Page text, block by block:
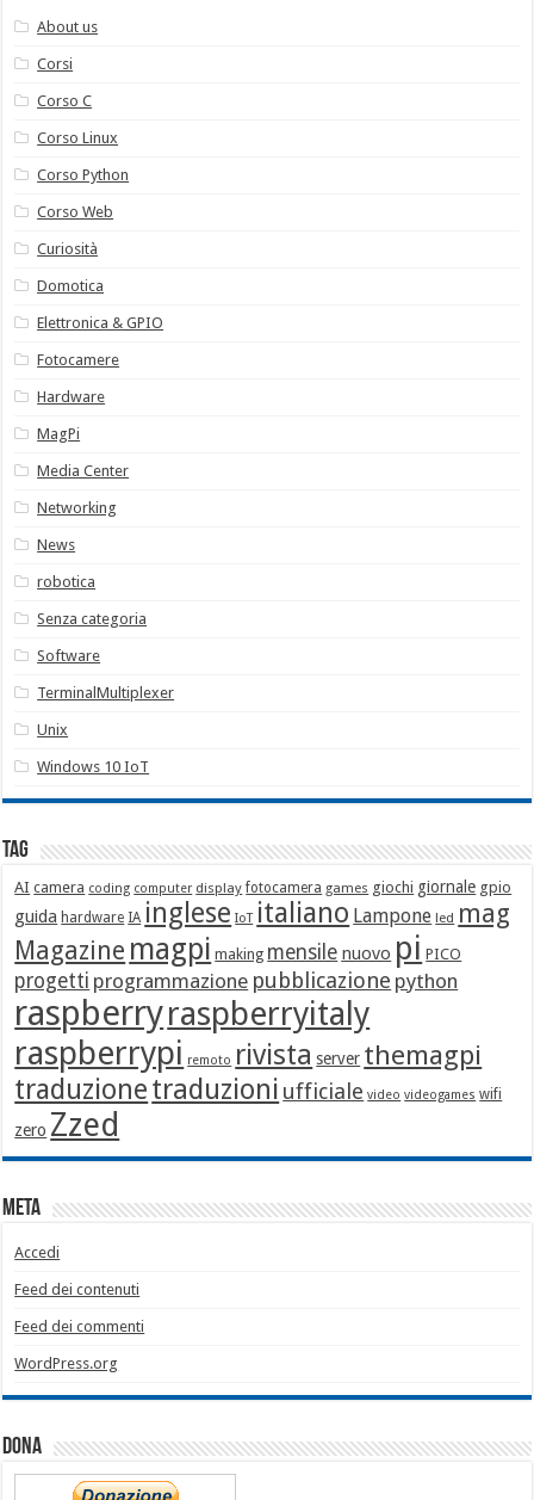
About us
Corsi
Corso C
Corso Linux
Corso Python
Corso Web
Curiosità
Domotica
Elettronica & GPIO
Fotocamere
Hardware
MagPi
Media Center
Networking
News
robotica
Senza categoria
Software
TerminalMultiplexer
Unix
Windows 10 IoT
Tag
AI camera coding computer display fotocamera games giochi giornale gpio
guida hardware IA inglese IoT italiano Lampone led mag
Magazine magpi making mensile nuovo pi PICO
progetti programmazione pubblicazione python
raspberryraspberryitaly
raspberrypi remoto rivista server themagpi
traduzionetraduzioni ufficiale video videogames wifi
zero Zzed
Meta
Accedi
Feed dei contenuti
Feed dei commenti
WordPress.org
Dona